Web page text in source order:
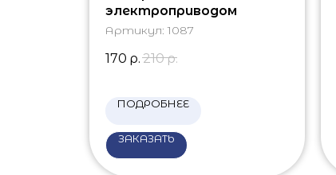
электроприводом
Артикул: 1087
170 р. 210 р.
ПОДРОБНЕЕ
ЗАКАЗАТЬ